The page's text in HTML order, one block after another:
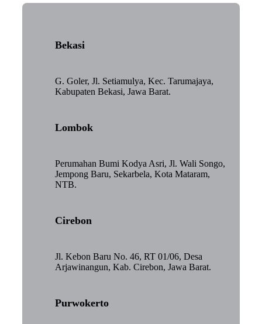
Bekasi
G. Goler, Jl. Setiamulya, Kec. Tarumajaya,
Kabupaten Bekasi, Jawa Barat.
Lombok
Perumahan Bumi Kodya Asri, Jl. Wali Songo,
Jempong Baru, Sekarbela, Kota Mataram,
NTB.
Cirebon
Jl. Kebon Baru No. 46, RT 01/06, Desa
Arjawinangun, Kab. Cirebon, Jawa Barat.
Purwokerto